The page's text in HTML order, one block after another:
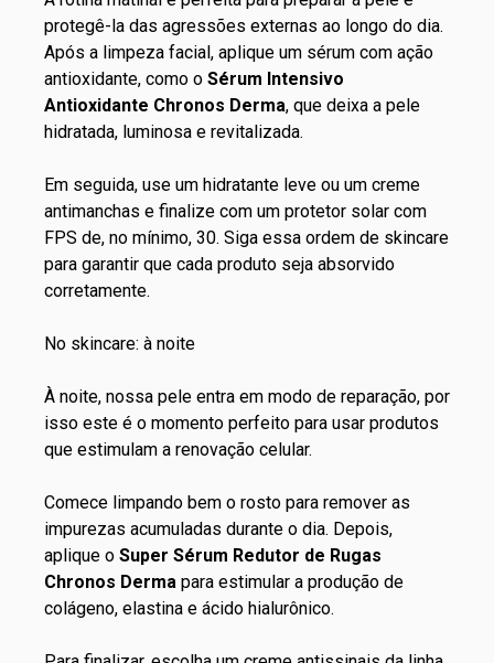
protegê-la das agressões externas ao longo do dia.
Após a limpeza facial, aplique um sérum com ação
antioxidante, como o Sérum Intensivo
Antioxidante Chronos Derma, que deixa a pele
hidratada, luminosa e revitalizada.
Em seguida, use um hidratante leve ou um creme
antimanchas e finalize com um protetor solar com
FPS de, no mínimo, 30. Siga essa ordem de skincare
para garantir que cada produto seja absorvido
corretamente.
No skincare: à noite
À noite, nossa pele entra em modo de reparação, por
isso este é o momento perfeito para usar produtos
que estimulam a renovação celular.
Comece limpando bem o rosto para remover as
impurezas acumuladas durante o dia. Depois,
aplique o Super Sérum Redutor de Rugas
Chronos Derma para estimular a produção de
colágeno, elastina e ácido hialurônico.